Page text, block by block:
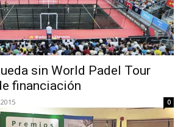
sin World Padel Tour
financiación
0